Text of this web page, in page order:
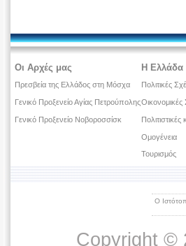
Οι Αρχές μας
Πρεσβεία της Ελλάδος στη Μόσχα
Γενικό Προξενείο Αγίας Πετρούπολης
Γενικό Προξενείο Νοβοροσσίσκ
Η Ελλάδα
Πολιτικές
Οικονομικές
Ομογένεια
Τουρισμός
Ο
Copyright ©